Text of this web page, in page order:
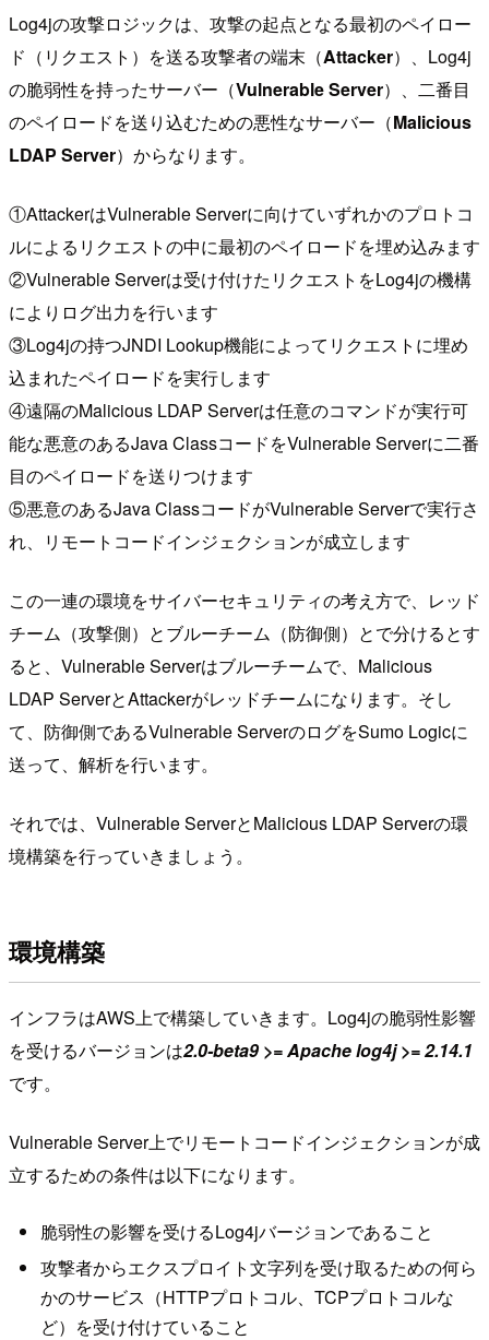
Log4jの攻撃ロジックは、攻撃の起点となる最初のペイロー
ド（リクエスト）を送る攻撃者の端末（Attacker）、Log4j
の脆弱性を持ったサーバー（Vulnerable Server）、二番目
のペイロードを送り込むための悪性なサーバー（Malicious
LDAP Server）からなります。
①AttackerはVulnerable Serverに向けていずれかのプロトコ
ルによるリクエストの中に最初のペイロードを埋め込みます
②Vulnerable Serverは受け付けたリクエストをLog4jの機構
によりログ出力を行います
③Log4jの持つJNDI Lookup機能によってリクエストに埋め
込まれたペイロードを実行します
④遠隔のMalicious LDAP Serverは任意のコマンドが実行可
能な悪意のあるJava ClassコードをVulnerable Serverに二番
目のペイロードを送りつけます
⑤悪意のあるJava ClassコードがVulnerable Serverで実行さ
れ、リモートコードインジェクションが成立します
この一連の環境をサイバーセキュリティの考え方で、レッド
チーム（攻撃側）とブルーチーム（防御側）とで分けるとす
ると、Vulnerable Serverはブルーチームで、Malicious
LDAP ServerとAttackerがレッドチームになります。そし
て、防御側であるVulnerable ServerのログをSumo Logicに
送って、解析を行います。
それでは、Vulnerable ServerとMalicious LDAP Serverの環
境構築を行っていきましょう。
環境構築
インフラはAWS上で構築していきます。Log4jの脆弱性影響
を受けるバージョンは2.0-beta9 >= Apache log4j >= 2.14.1
です。
Vulnerable Server上でリモートコードインジェクションが成
立するための条件は以下になります。
脆弱性の影響を受けるLog4jバージョンであること
攻撃者からエクスプロイト文字列を受け取るための何ら
かのサービス（HTTPプロトコル、TCPプロトコルな
ど）を受け付けていること